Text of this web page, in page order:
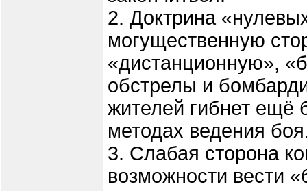
2. Доктрина
могущественную
«дистанционную»,
обстрелы и
жителей гибнет ещё
методах ведения
3. Слабая сторона
возможности вести